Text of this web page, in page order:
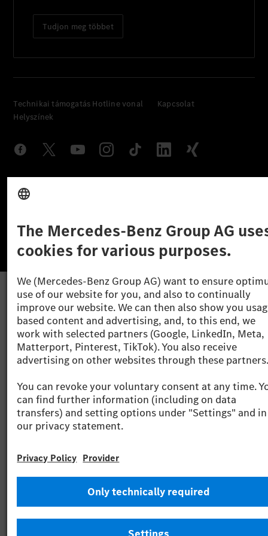
Tudjon meg többet
Technikai támogatás Hotline vonal
Kapcsolat
Helyszínek
Adatvédelmi nyilatkozat
Felhasználási feltételek
© 2026 Mercedes-Benz Group AG. Minden jog fenntartva.